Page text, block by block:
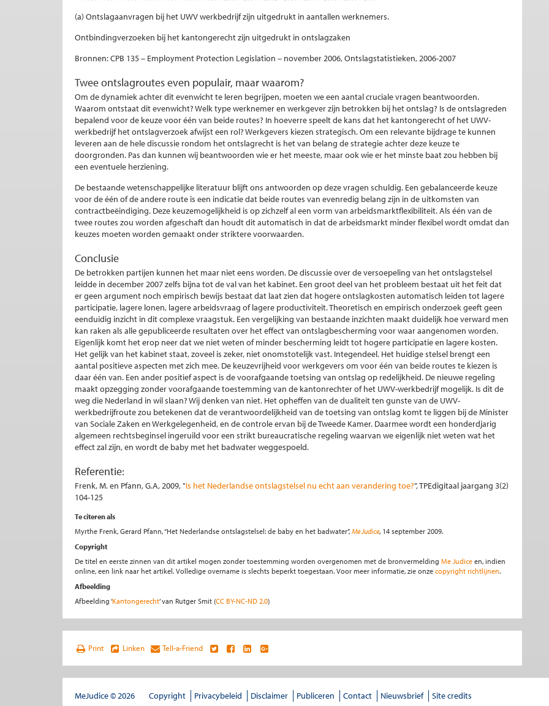
(a) Ontslagaanvragen bij het UWV werkbedrijf zijn uitgedrukt in aantallen werknemers.
Ontbindingverzoeken bij het kantongerecht zijn uitgedrukt in ontslagzaken
Bronnen: CPB 135 – Employment Protection Legislation – november 2006, Ontslagstatistieken, 2006-2007
Twee ontslagroutes even populair, maar waarom?
Om de dynamiek achter dit evenwicht te leren begrijpen, moeten we een aantal cruciale vragen beantwoorden.
Waarom ontstaat dit evenwicht? Welk type werknemer en werkgever zijn betrokken bij het ontslag? Is de ontslagreden
bepalend voor de keuze voor één van beide routes? In hoeverre speelt de kans dat het kantongerecht of het UWV-
werkbedrijf het ontslagverzoek afwijst een rol? Werkgevers kiezen strategisch. Om een relevante bijdrage te kunnen
leveren aan de hele discussie rondom het ontslagrecht is het van belang de strategie achter deze keuze te
doorgronden. Pas dan kunnen wij beantwoorden wie er het meeste, maar ook wie er het minste baat zou hebben bij
een eventuele herziening.
De bestaande wetenschappelijke literatuur blijft ons antwoorden op deze vragen schuldig. Een gebalanceerde keuze
voor de één of de andere route is een indicatie dat beide routes van evenredig belang zijn in de uitkomsten van
contractbeëindiging. Deze keuzemogelijkheid is op zichzelf al een vorm van arbeidsmarktflexibiliteit. Als één van de
twee routes zou worden afgeschaft dan houdt dit automatisch in dat de arbeidsmarkt minder flexibel wordt omdat dan
keuzes moeten worden gemaakt onder striktere voorwaarden.
Conclusie
De betrokken partijen kunnen het maar niet eens worden. De discussie over de versoepeling van het ontslagstelsel
leidde in december 2007 zelfs bijna tot de val van het kabinet. Een groot deel van het probleem bestaat uit het feit dat
er geen argument noch empirisch bewijs bestaat dat laat zien dat hogere ontslagkosten automatisch leiden tot lagere
participatie, lagere lonen, lagere arbeidsvraag of lagere productiviteit. Theoretisch en empirisch onderzoek geeft geen
eenduidig inzicht in dit complexe vraagstuk. Een vergelijking van bestaande inzichten maakt duidelijk hoe verward men
kan raken als alle gepubliceerde resultaten over het effect van ontslagbescherming voor waar aangenomen worden.
Eigenlijk komt het erop neer dat we niet weten of minder bescherming leidt tot hogere participatie en lagere kosten.
Het gelijk van het kabinet staat, zoveel is zeker, niet onomstotelijk vast. Integendeel. Het huidige stelsel brengt een
aantal positieve aspecten met zich mee. De keuzevrijheid voor werkgevers om voor één van beide routes te kiezen is
daar één van. Een ander positief aspect is de voorafgaande toetsing van ontslag op redelijkheid. De nieuwe regeling
maakt opzegging zonder voorafgaande toestemming van de kantonrechter of het UWV-werkbedrijf mogelijk. Is dit de
weg die Nederland in wil slaan? Wij denken van niet. Het opheffen van de dualiteit ten gunste van de UWV-
werkbedrijfroute zou betekenen dat de verantwoordelijkheid van de toetsing van ontslag komt te liggen bij de Minister
van Sociale Zaken en Werkgelegenheid, en de controle ervan bij de Tweede Kamer. Daarmee wordt een honderdjarig
algemeen rechtsbeginsel ingeruild voor een strikt bureaucratische regeling waarvan we eigenlijk niet weten wat het
effect zal zijn, en wordt de baby met het badwater weggespoeld.
Referentie:
Frenk, M. en Pfann, G.A, 2009, "Is het Nederlandse ontslagstelsel nu echt aan verandering toe?”, TPEdigitaal jaargang 3(2)
104-125
Te citeren als
Myrthe Frenk, Gerard Pfann, “Het Nederlandse ontslagstelsel: de baby en het badwater”, Me Judice, 14 september 2009.
Copyright
De titel en eerste zinnen van dit artikel mogen zonder toestemming worden overgenomen met de bronvermelding Me Judice en, indien
online, een link naar het artikel. Volledige overname is slechts beperkt toegestaan. Voor meer informatie, zie onze copyright richtlijnen.
Afbeelding
Afbeelding ‘Kantongerecht’ van Rutger Smit (CC BY-NC-ND 2.0)
Print Linken Tell-a-Friend
MeJudice © 2026 Copyright Privacybeleid Disclaimer Publiceren Contact Nieuwsbrief Site credits